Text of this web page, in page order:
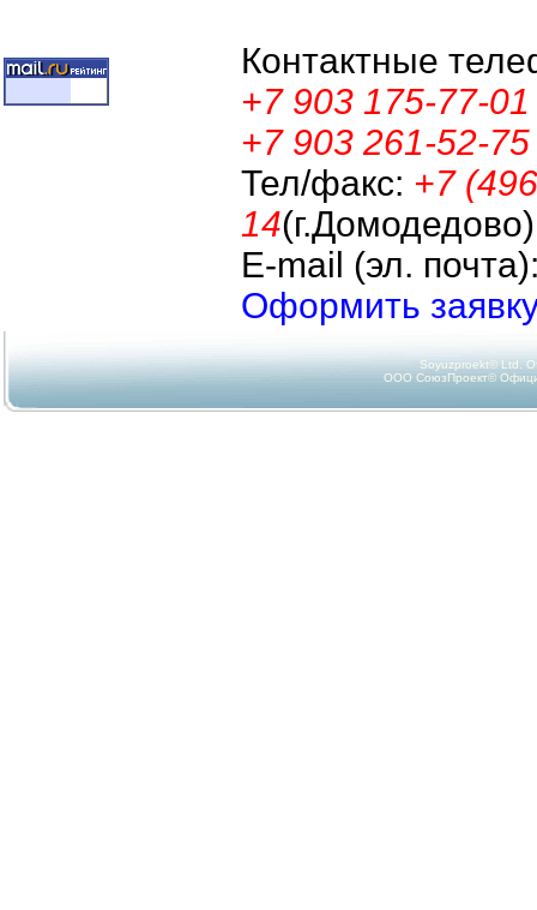
Контактные
+7 903 175-77-01
+7 903 261-52-75
Тел/факс: +7
14
E-mail (эл.
Оформить
Soyuzproekt© Ltd.
ООО СоюзПроект©